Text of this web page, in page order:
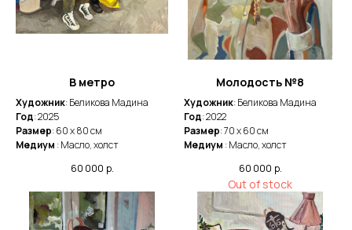
В метро
Художник: Беликова Мадина
Год: 2025
Размер: 60 х 80 см
Медиум : Масло, холст
60 000 р.
Молодость №8
Художник: Беликова Мадина
Год: 2022
Размер: 70 х 60 см
Медиум : Масло, холст
60 000 р.
Out of stock